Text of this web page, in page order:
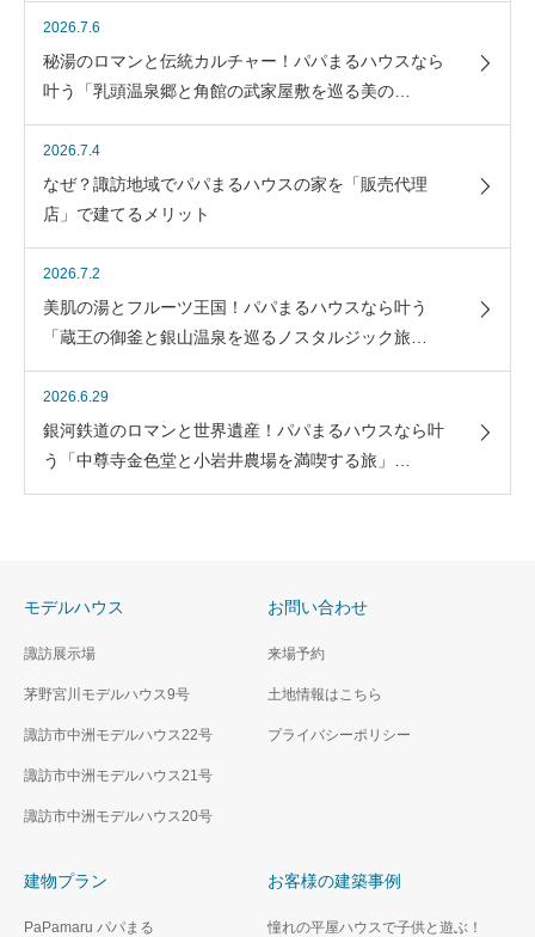
2026.7.6
秘湯のロマンと伝統カルチャー！パパまるハウスなら
叶う「乳頭温泉郷と角館の武家屋敷を巡る美の…
2026.7.4
なぜ？諏訪地域でパパまるハウスの家を「販売代理
店」で建てるメリット
2026.7.2
美肌の湯とフルーツ王国！パパまるハウスなら叶う
「蔵王の御釜と銀山温泉を巡るノスタルジック旅…
2026.6.29
銀河鉄道のロマンと世界遺産！パパまるハウスなら叶
う「中尊寺金色堂と小岩井農場を満喫する旅」…
モデルハウス
諏訪展示場
茅野宮川モデルハウス9号
諏訪市中洲モデルハウス22号
諏訪市中洲モデルハウス21号
諏訪市中洲モデルハウス20号
お問い合わせ
来場予約
土地情報はこちら
プライバシーポリシー
建物プラン
PaPamaru パパまる
お客様の建築事例
憧れの平屋ハウスで子供と遊ぶ！